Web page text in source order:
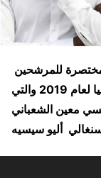
للمرشحين
على جائزة أفضل مدرب داخل قارة أفريقيا لعام 2019 والتي
معين الشعباني
أليو سيسيه